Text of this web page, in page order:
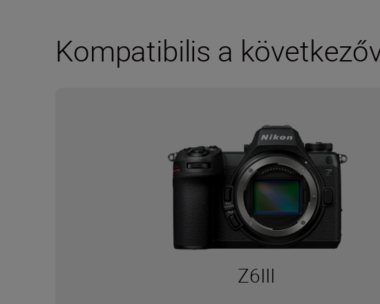
Kompatibilis a
Z6III